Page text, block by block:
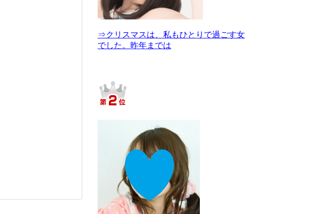
⇒クリスマスは、私もひとりで過ごす女
でした。昨年までは